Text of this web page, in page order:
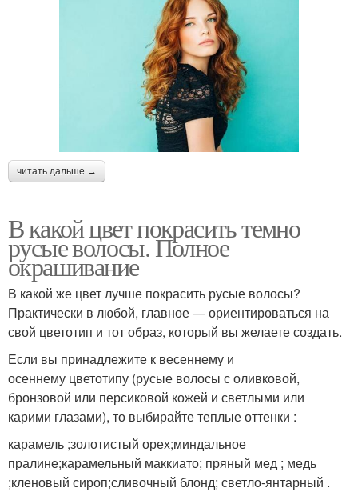
читать дальше →
В какой цвет покрасить темно
русые волосы. Полное
окрашивание
В какой же цвет лучше покрасить русые волосы?
Практически в любой, главное — ориентироваться на
свой цветотип и тот образ, который вы желаете создать.
Если вы принадлежите к весеннему и
осеннему цветотипу (русые волосы с оливковой,
бронзовой или персиковой кожей и светлыми или
карими глазами), то выбирайте теплые оттенки :
карамель ;золотистый орех;миндальное
пралине;карамельный маккиато; пряный мед ; медь
;кленовый сироп;сливочный блонд; светло-янтарный .